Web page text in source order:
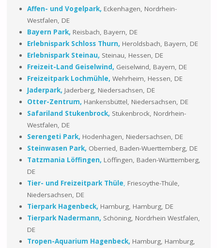
Affen- und Vogelpark, Eckenhagen, Nordrhein-
Westfalen, DE
Bayern Park, Reisbach, Bayern, DE
Erlebnispark Schloss Thurn, Heroldsbach, Bayern, DE
Erlebnispark Steinau, Steinau, Hessen, DE
Freizeit-Land Geiselwind, Geiselwind, Bayern, DE
Freizeitpark Lochmühle, Wehrheim, Hessen, DE
Jaderpark, Jaderberg, Niedersachsen, DE
Otter-Zentrum, Hankensbüttel, Niedersachsen, DE
Safariland Stukenbrock, Stukenbrock, Nordrhein-
Westfalen, DE
Serengeti Park, Hodenhagen, Niedersachsen, DE
Steinwasen Park, Oberried, Baden-Wuerttemberg, DE
Tatzmania Löffingen, Löffingen, Baden-Württemberg,
DE
Tier- und Freizeitpark Thüle, Friesoythe-Thüle,
Niedersachsen, DE
Tierpark Hagenbeck, Hamburg, Hamburg, DE
Tierpark Nadermann, Schöning, Nordrhein Westfalen,
DE
Tropen-Aquarium Hagenbeck, Hamburg, Hamburg,